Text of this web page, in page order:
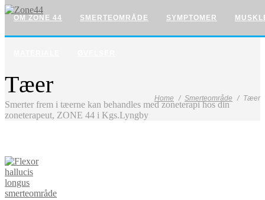
OM ZONE 44 SMERTEOMRÅDE SYMPTOMER
Tæer
Smerter frem i tæerne kan behandles med zoneterapi hos din
zoneterapeut, ZONE 44 i Kgs.Lyngby
Home Smerteområde Tæer